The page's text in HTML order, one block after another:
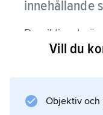
innehållande
De viktigaste är
galaktos.Vill du
Objektiv och